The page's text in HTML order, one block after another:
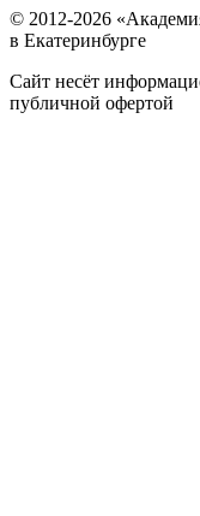
© 2012-2026
в Екатеринбурге
Сайт несёт
публичной офертой